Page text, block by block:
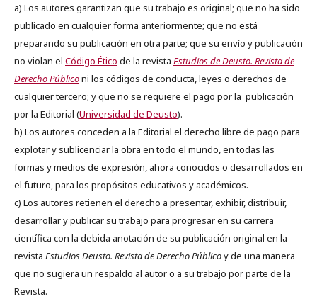
a) Los autores garantizan que su trabajo es original; que no ha sido
publicado en cualquier forma anteriormente; que no está
preparando su publicación en otra parte; que su envío y publicación
no violan el Código Ético de la revista Estudios de Deusto. Revista de
Derecho Públiconi los códigos de conducta, leyes o derechos de
cualquier tercero; y que no se requiere el pago por la publicación
por la Editorial (Universidad de Deusto).
b) Los autores conceden a la Editorial el derecho libre de pago para
explotar y sublicenciar la obra en todo el mundo, en todas las
formas y medios de expresión, ahora conocidos o desarrollados en
el futuro, para los propósitos educativos y académicos.
c) Los autores retienen el derecho a presentar, exhibir, distribuir,
desarrollar y publicar su trabajo para progresar en su carrera
científica con la debida anotación de su publicación original en la
revista Estudios Deusto. Revista de Derecho Públicoy de una manera
que no sugiera un respaldo al autor o a su trabajo por parte de la
Revista.